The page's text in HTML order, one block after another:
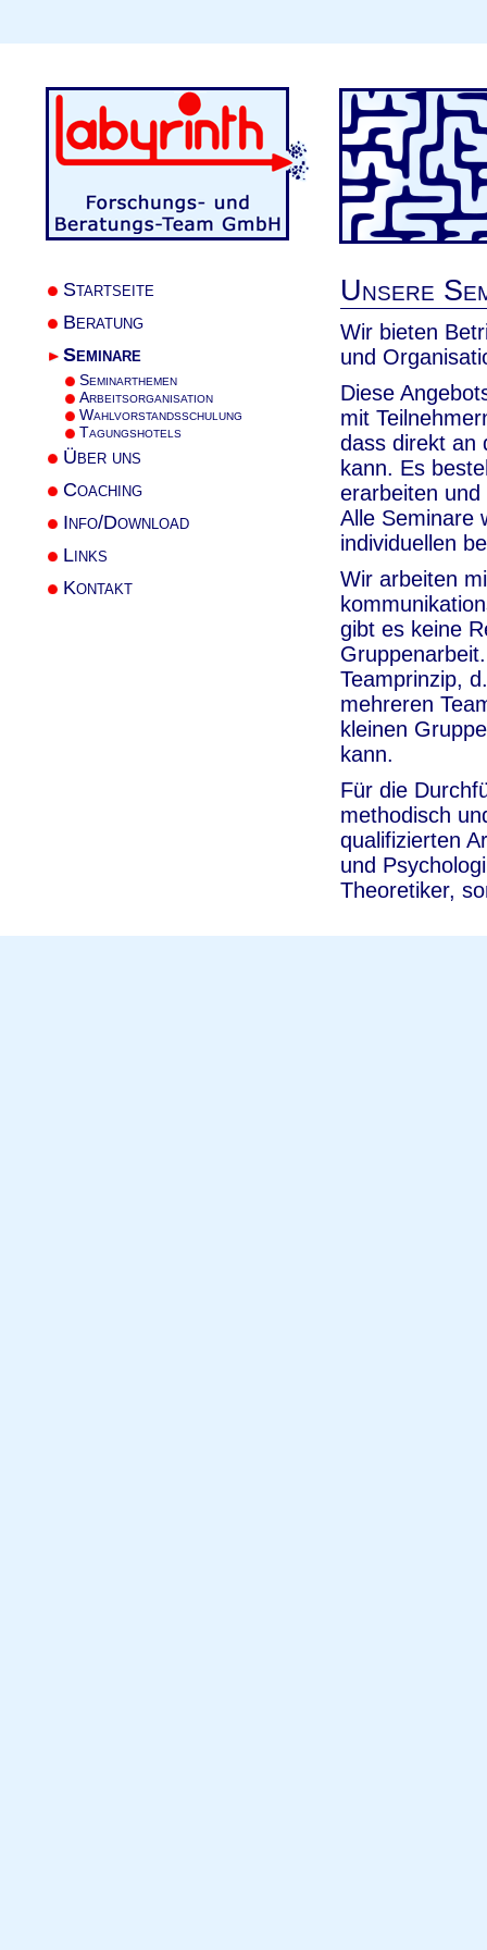
Startseite
Beratung
Seminare
Seminarthemen
Arbeitsorganisation
Wahlvorstandsschulung
Tagungshotels
Über uns
Coaching
Info/Download
Links
Kontakt
Unsere
Wir bieten
und
Diese
mit
dass direkt an
kann. Es
erarbeiten und
Alle Seminare
individuellen
Wir arbeiten
gibt es keine
Teamprinzip,
mehreren
kleinen
kann.
Für die
methodisch
qualifizierten
und
Theoretiker,